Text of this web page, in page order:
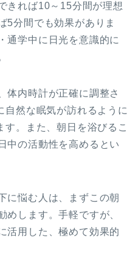
きれば10～15分間が理想
5分間でも効果がありま
通学中に日光を意識的に
体内時計が正確に調整さ
自然な眠気が訪れるように
。また、朝日を浴びるこ
中の活動性を高めるとい
に悩む人は、まずこの朝
めします。手軽ですが、
活用した、極めて効果的